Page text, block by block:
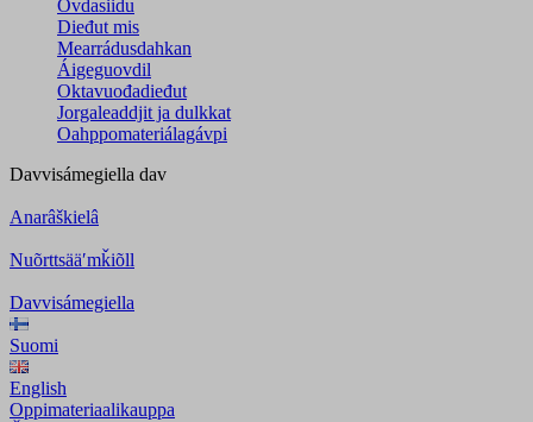
Ovdasiidu
Dieđut mis
Mearrádusdahkan
Áigeguovdil
Oktavuođadieđut
Jorgaleaddjit ja dulkkat
Oahppomateriálagávpi
Davvisámegiella dav
Anarâškielâ
Nuõrttsääʹmǩiõll
Davvisámegiella
Suomi
English
Oppimateriaalikauppa